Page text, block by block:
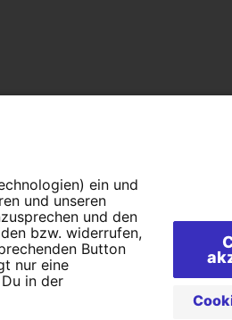
ein und
und unseren
und den
bzw. widerrufen,
Button
nur eine
in der